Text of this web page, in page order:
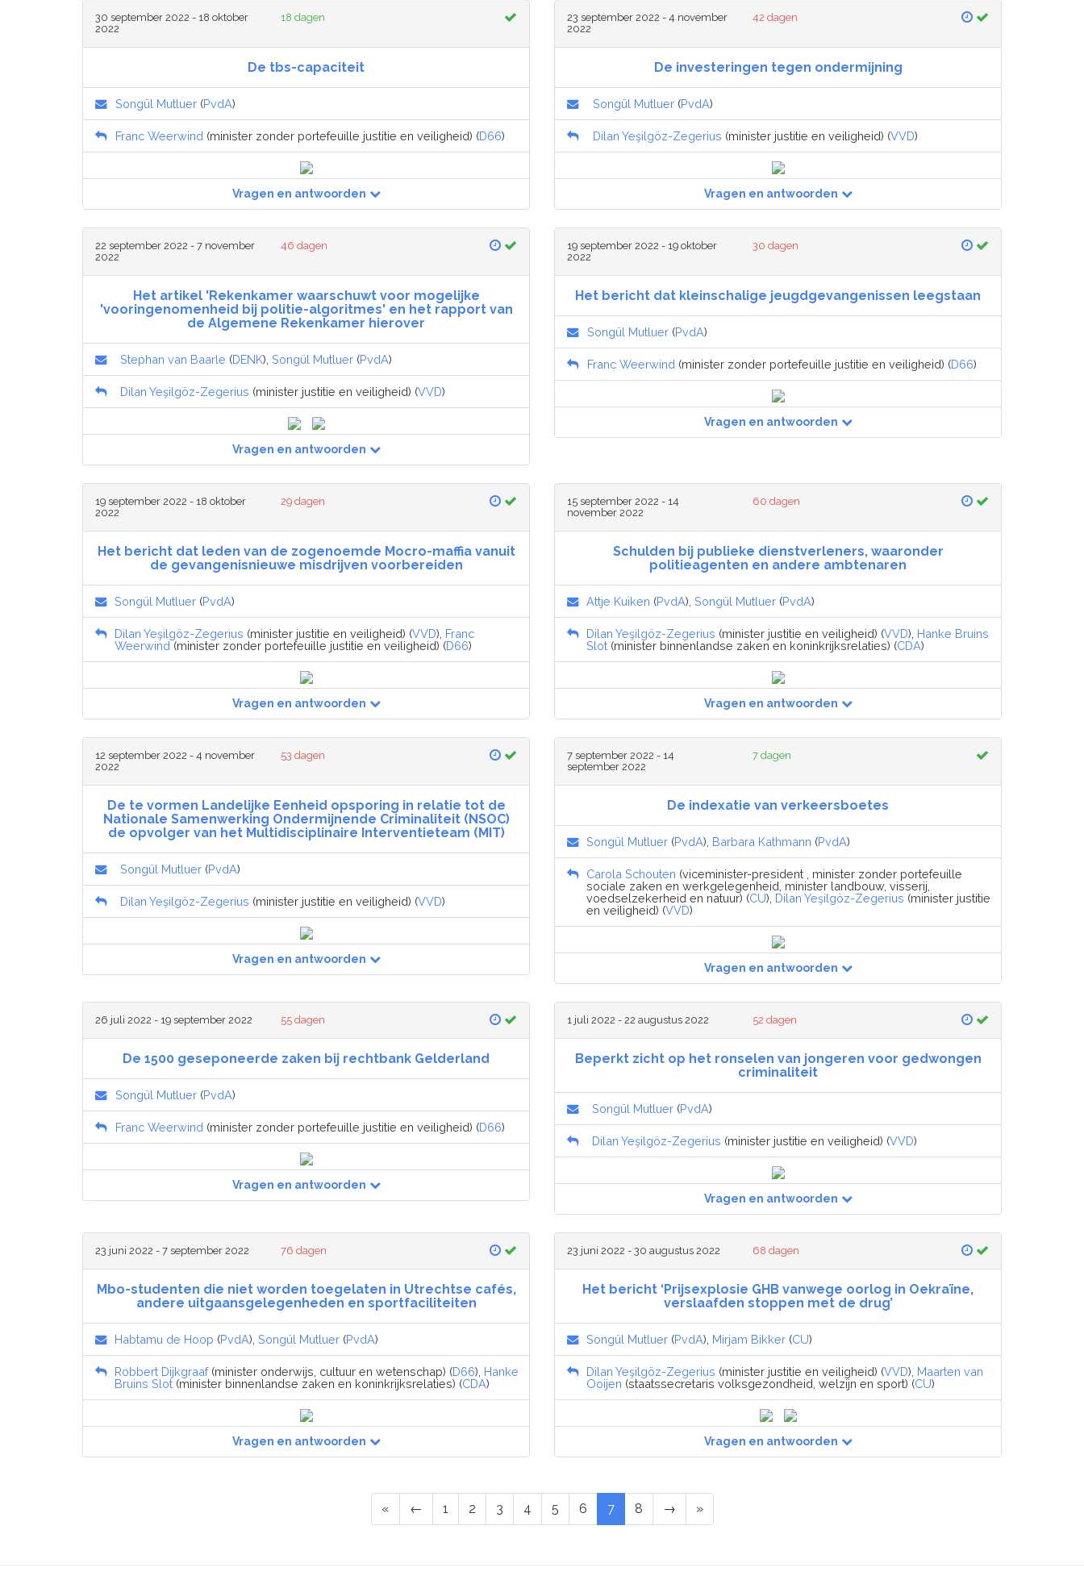
30 september 2022 - 18 oktober
2022
18 dagen
De tbs-capaciteit
Songül Mutluer (PvdA)
Franc Weerwind (minister zonder portefeuille justitie en veiligheid) (D66)
Vragen en antwoorden
23 september 2022 - 4 november
2022
42 dagen
De investeringen tegen ondermijning
Songül Mutluer (PvdA)
Dilan Yeşilgöz-Zegerius (minister justitie en veiligheid) (VVD)
Vragen en antwoorden
22 september 2022 - 7 november
2022
46 dagen
Het artikel 'Rekenkamer waarschuwt voor mogelijke
'vooringenomenheid bij politie-algoritmes' en het rapport van
de Algemene Rekenkamer hierover
Stephan van Baarle (DENK), Songül Mutluer (PvdA)
Dilan Yeşilgöz-Zegerius (minister justitie en veiligheid) (VVD)
Vragen en antwoorden
19 september 2022 - 19 oktober
2022
30 dagen
Het bericht dat kleinschalige jeugdgevangenissen leegstaan
Songül Mutluer (PvdA)
Franc Weerwind (minister zonder portefeuille justitie en veiligheid) (D66)
Vragen en antwoorden
19 september 2022 - 18 oktober
2022
29 dagen
Het bericht dat leden van de zogenoemde Mocro-maffia vanuit
de gevangenisnieuwe misdrijven voorbereiden
Songül Mutluer (PvdA)
Dilan Yeşilgöz-Zegerius (minister justitie en veiligheid) (VVD), Franc
Weerwind (minister zonder portefeuille justitie en veiligheid) (D66)
Vragen en antwoorden
15 september 2022 - 14
november 2022
60 dagen
Schulden bij publieke dienstverleners, waaronder
politieagenten en andere ambtenaren
Attje Kuiken (PvdA), Songül Mutluer (PvdA)
Dilan Yeşilgöz-Zegerius (minister justitie en veiligheid) (VVD), Hanke Bruins
Slot (minister binnenlandse zaken en koninkrijksrelaties) (CDA)
Vragen en antwoorden
12 september 2022 - 4 november
2022
53 dagen
De te vormen Landelijke Eenheid opsporing in relatie tot de
Nationale Samenwerking Ondermijnende Criminaliteit (NSOC)
de opvolger van het Multidisciplinaire Interventieteam (MIT)
Songül Mutluer (PvdA)
Dilan Yeşilgöz-Zegerius (minister justitie en veiligheid) (VVD)
Vragen en antwoorden
7 september 2022 - 14
september 2022
7 dagen
De indexatie van verkeersboetes
Songül Mutluer (PvdA), Barbara Kathmann (PvdA)
Carola Schouten (viceminister-president , minister zonder portefeuille
sociale zaken en werkgelegenheid, minister landbouw, visserij,
voedselzekerheid en natuur) (CU), Dilan Yeşilgöz-Zegerius (minister justitie
en veiligheid) (VVD)
Vragen en antwoorden
26 juli 2022 - 19 september 2022 55 dagen
De 1500 geseponeerde zaken bij rechtbank Gelderland
Songül Mutluer (PvdA)
Franc Weerwind (minister zonder portefeuille justitie en veiligheid) (D66)
Vragen en antwoorden
1 juli 2022 - 22 augustus 2022 52 dagen
Beperkt zicht op het ronselen van jongeren voor gedwongen
criminaliteit
Songül Mutluer (PvdA)
Dilan Yeşilgöz-Zegerius (minister justitie en veiligheid) (VVD)
Vragen en antwoorden
23 juni 2022 - 7 september 2022 76 dagen
Mbo-studenten die niet worden toegelaten in Utrechtse cafés,
andere uitgaansgelegenheden en sportfaciliteiten
Habtamu de Hoop (PvdA), Songül Mutluer (PvdA)
Robbert Dijkgraaf(minister onderwijs, cultuur en wetenschap) (D66), Hanke
Bruins Slot (minister binnenlandse zaken en koninkrijksrelaties) (CDA)
Vragen en antwoorden
23 juni 2022 - 30 augustus 2022 68 dagen
Het bericht ‘Prijsexplosie GHB vanwege oorlog in Oekraïne,
verslaafden stoppen met de drug’
Songül Mutluer (PvdA), Mirjam Bikker (CU)
Dilan Yeşilgöz-Zegerius (minister justitie en veiligheid) (VVD), Maarten van
Ooijen (staatssecretaris volksgezondheid, welzijn en sport) (CU)
Vragen en antwoorden
« ← 1 2 3 4 5 6 7 8 → »